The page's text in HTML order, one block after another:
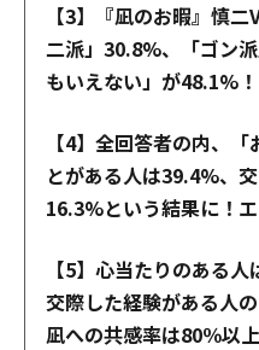
【3】『凪のお暇』慎
二派」30.8%、「ゴン
もいえない」が48.1%！
【4】全回答者の内、
とがある人は39.4%、
16.3%という結果に！
【5】心当たりのある
交際した経験がある人
凪への共感率は80％以